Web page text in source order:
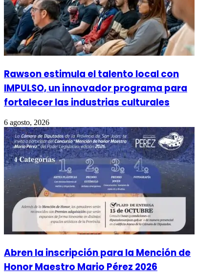
Rawson estimula el talento local con
IMPULSO, un innovador programa para
fortalecer las industrias culturales
6 agosto, 2026
Abren la inscripción para la Mención de
Honor Maestro Mario Pérez 2026